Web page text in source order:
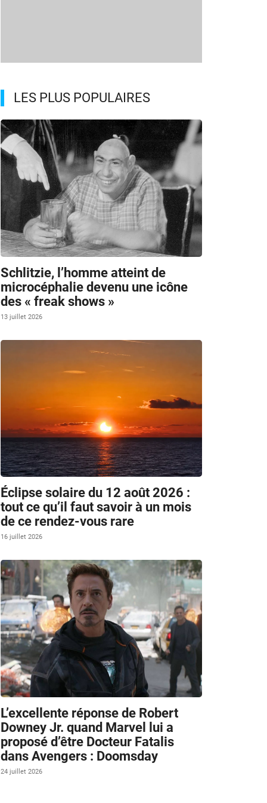
LES PLUS POPULAIRES
Schlitzie, l’homme atteint de
microcéphalie devenu une icône
des « freak shows »
13 juillet 2026
Éclipse solaire du 12 août 2026 :
tout ce qu’il faut savoir à un mois
de ce rendez-vous rare
16 juillet 2026
L’excellente réponse de Robert
Downey Jr. quand Marvel lui a
proposé d’être Docteur Fatalis
dans Avengers : Doomsday
24 juillet 2026